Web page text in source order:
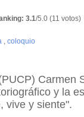
3.1/5.0 (11 votos)
, coloquio
Carmen
y la
vive y siente".